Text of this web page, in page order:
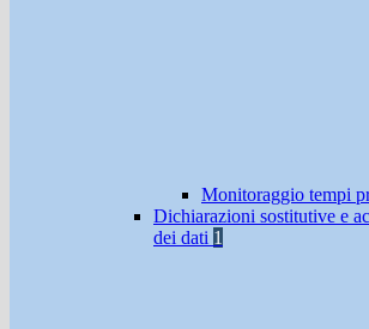
Monitoraggio tempi
Dichiarazioni sostitutive e
dei dati 1